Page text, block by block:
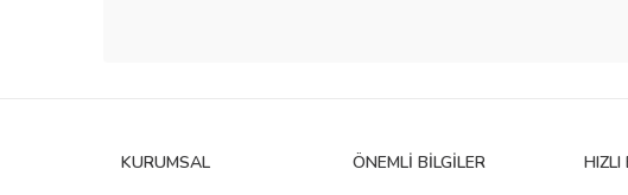
KURUMSAL ÖNEMLI BILGILER HIZLI